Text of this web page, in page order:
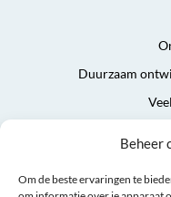
Beheer
Om de beste ervaringen te
Duurzaam